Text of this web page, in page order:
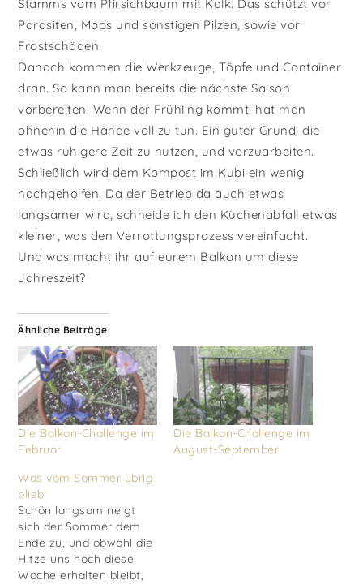
Stamms vom Pfirsichbaum mit Kalk. Das schützt vor
Parasiten, Moos und sonstigen Pilzen, sowie vor
Frostschäden.
Danach kommen die Werkzeuge, Töpfe und Container
dran. So kann man bereits die nächste Saison
vorbereiten. Wenn der Frühling kommt, hat man
ohnehin die Hände voll zu tun. Ein guter Grund, die
etwas ruhigere Zeit zu nutzen, und vorzuarbeiten.
Schließlich wird dem Kompost im Kubi ein wenig
nachgeholfen. Da der Betrieb da auch etwas
langsamer wird, schneide ich den Küchenabfall etwas
kleiner, was den Verrottungsprozess vereinfacht.
Und was macht ihr auf eurem Balkon um diese
Jahreszeit?
Ähnliche Beiträge
Die Balkon-Challenge im
Februar
Die Balkon-Challenge im
August-September
Was vom Sommer übrig
blieb
Schön langsam neigt
sich der Sommer dem
Ende zu, und obwohl die
Hitze uns noch diese
Woche erhalten bleibt,